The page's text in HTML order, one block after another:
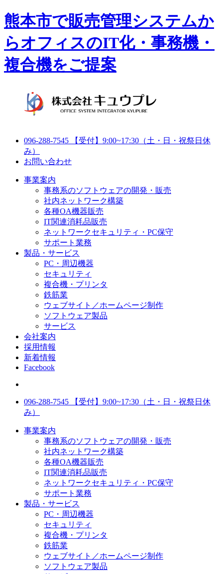
熊本市で販売管理システムか
らオフィスのIT化・事務機・
複合機をご提案
096-288-7545
【受付】9:00~17:30（土・日・祝祭日休
み）
お問い合わせ
事業案内
事務系のソフトウェアの開発・販売
社内ネットワーク構築
各種OA機器販売
IT関連消耗品販売
ネットワークセキュリティ・PC保守
サポート業務
製品・サービス
PC・周辺機器
セキュリティ
複合機・プリンタ
鉄筋業
ウェブサイト／ホームページ制作
ソフトウェア製品
サービス
会社案内
採用情報
新着情報
Facebook
096-288-7545
【受付】9:00~17:30（土・日・祝祭日休
み）
事業案内
事務系のソフトウェアの開発・販売
社内ネットワーク構築
各種OA機器販売
IT関連消耗品販売
ネットワークセキュリティ・PC保守
サポート業務
製品・サービス
PC・周辺機器
セキュリティ
複合機・プリンタ
鉄筋業
ウェブサイト／ホームページ制作
ソフトウェア製品